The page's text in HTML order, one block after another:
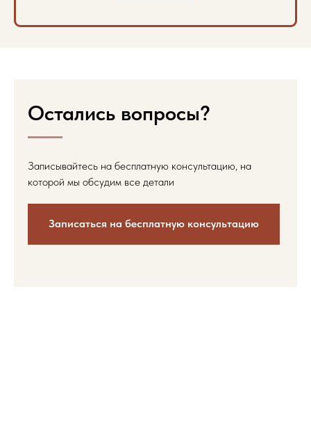
Остались вопросы?
Записывайтесь на бесплатную консультацию, на
которой мы обсудим все детали
Записаться на бесплатную консультацию